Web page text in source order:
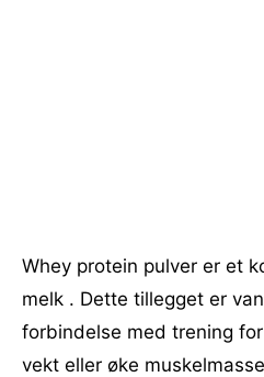
Whey protein pulver er et
melk . Dette tillegget er
forbindelse med trening
vekt eller øke